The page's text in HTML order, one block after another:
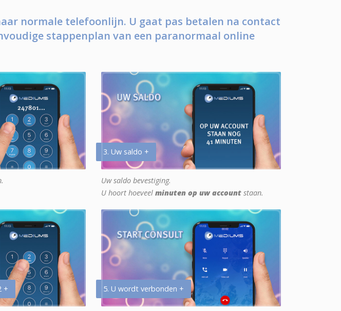
normale telefoonlijn. U gaat pas betalen na contact
stappenplan van een paranormaal online
3. Uw saldo +
Uw saldo bevestiging.
U hoort hoeveel minuten op uw account staan.
+ 5. U wordt verbonden +